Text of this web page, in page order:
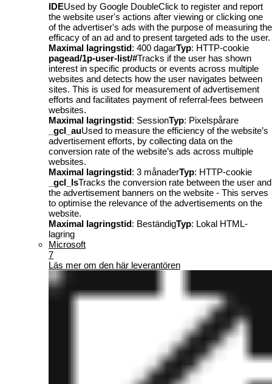
IDEUsed by Google DoubleClick to register and report
the website user's actions after viewing or clicking one
of the advertiser's ads with the purpose of measuring the
efficacy of an ad and to present targeted ads to the user.
Maximal lagringstid: 400 dagarTyp: HTTP-cookie
pagead/1p-user-list/#Tracks if the user has shown
interest in specific products or events across multiple
websites and detects how the user navigates between
sites. This is used for measurement of advertisement
efforts and facilitates payment of referral-fees between
websites.
Maximal lagringstid: SessionTyp: Pixelspårare
_gcl_auUsed to measure the efficiency of the website’s
advertisement efforts, by collecting data on the
conversion rate of the website’s ads across multiple
websites.
Maximal lagringstid: 3 månaderTyp: HTTP-cookie
_gcl_lsTracks the conversion rate between the user and
the advertisement banners on the website - This serves
to optimise the relevance of the advertisements on the
website.
Maximal lagringstid: BeständigTyp: Lokal HTML-
lagring
Microsoft
7
Läs mer om den här leverantören